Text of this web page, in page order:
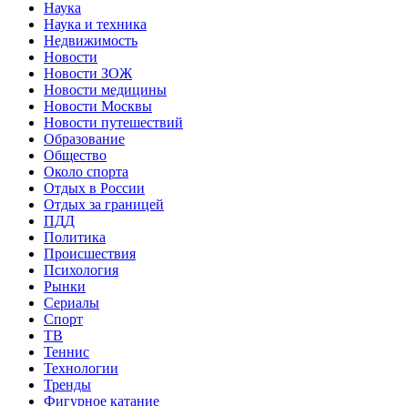
Наука
Наука и техника
Недвижимость
Новости
Новости ЗОЖ
Новости медицины
Новости Москвы
Новости путешествий
Образование
Общество
Около спорта
Отдых в России
Отдых за границей
ПДД
Политика
Происшествия
Психология
Рынки
Сериалы
Спорт
ТВ
Теннис
Технологии
Тренды
Фигурное катание